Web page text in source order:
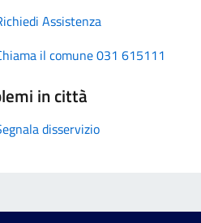
Assistenza
il comune 031 615111
in città
disservizio